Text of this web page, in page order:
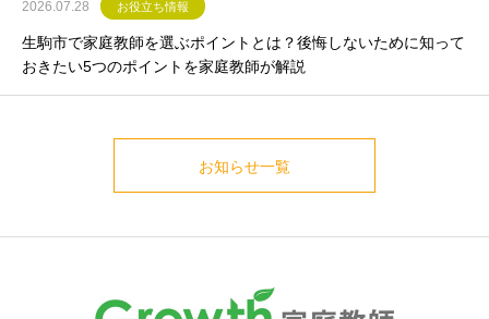
2026.07.28 お役立ち情報
生駒市で家庭教師を選ぶポイントとは？後悔しないために知って
おきたい5つのポイントを家庭教師が解説
お知らせ一覧